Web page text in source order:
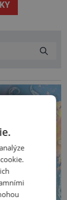
A když se […]